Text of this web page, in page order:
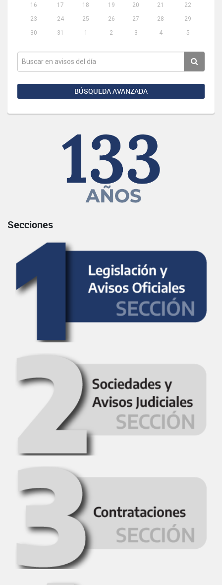
16
17 18 19 20 21
22
23
24 25 26 27 28
29
30
31 1 2 3 4 5
BÚSQUEDA AVANZADA
Secciones